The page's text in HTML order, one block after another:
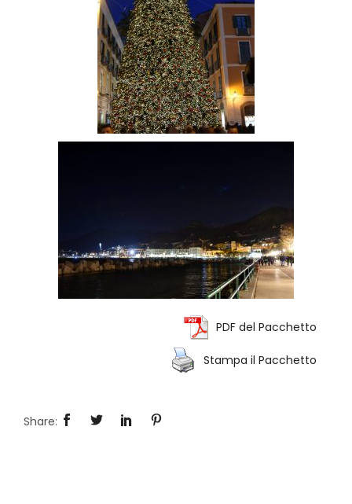
PDF del Pacchetto
Stampa il Pacchetto